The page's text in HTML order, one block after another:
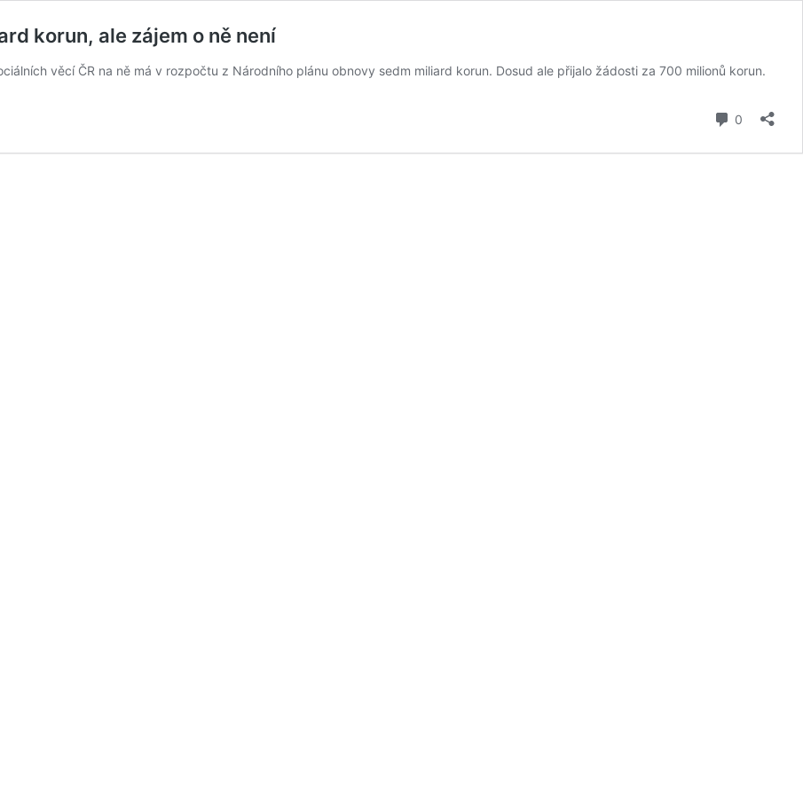
korun, ale zájem o ně není
věcí ČR na ně má v rozpočtu z Národního plánu obnovy sedm miliard korun. Dosud ale přijalo žádosti za 700 milionů korun.
0 komentářů